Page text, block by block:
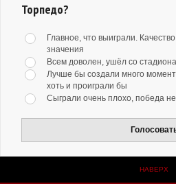
Торпедо?
Главное, что выиграли.
значения
Всем доволен, ушёл со
Лучше бы создали много
хоть и проиграли бы
Сыграли очень плохо, победа
НАВЕРХ